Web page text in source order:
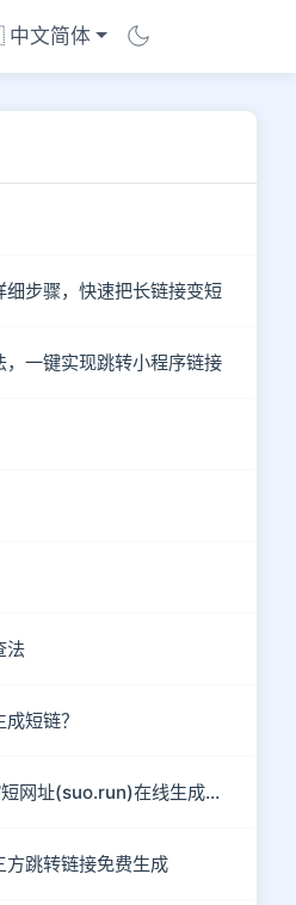
文简体
步骤，快速把长链接变短
一键实现跳转小程序链接
法
短链？
3分钟搞定防红链接！快缩短网址(suo.run)在线生成指南
跳转链接免费生成